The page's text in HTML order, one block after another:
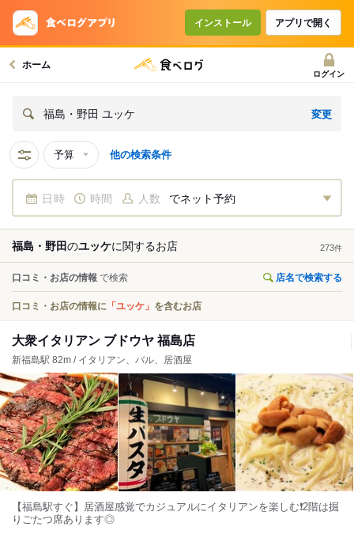
インストール アプリで開く
ホーム
ログイン
福島・野田 ユッケ 変更
予算 他の検索条件
日時 時間 人数 でネット予約
福島・野田のユッケに関するお店 273件
口コミ・お店の情報 で検索 店名で検索する
口コミ・お店の情報に 「ユッケ」 を含むお店
大衆イタリアン ブドウヤ 福島店
新福島駅 82m / イタリアン、バル、居酒屋
【福島駅すぐ】居酒屋感覚でカジュアルにイタリアンを楽しむ❗️2階は掘
りごたつ席あります◎